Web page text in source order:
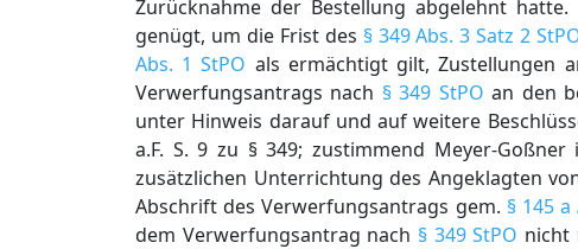
Zurücknahme der Bestellung abgelehnt
genügt, um die Frist des § 349 Abs. 3 Satz 2
Abs. 1 StPO als ermächtigt gilt, Zustellungen
Verwerfungsantrags nach § 349 StPO an den
unter Hinweis darauf und auf weitere
a.F. S. 9 zu § 349; zustimmend Meyer-
zusätzlichen Unterrichtung des Angeklagten
Abschrift des Verwerfungsantrags gem. § 145 a
dem Verwerfungsantrag nach § 349 StPO nicht